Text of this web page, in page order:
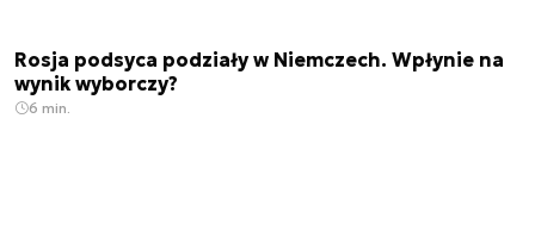
Rosja podsyca podziały w Niemczech. Wpłynie na
wynik wyborczy?
6 min.